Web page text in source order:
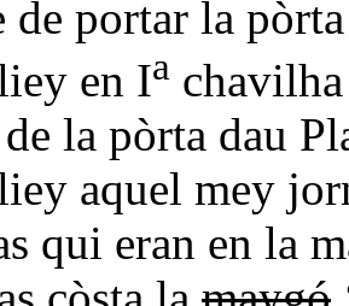
de portar la
en Ia
la pòrta dau
aquel mey
qui eran en la